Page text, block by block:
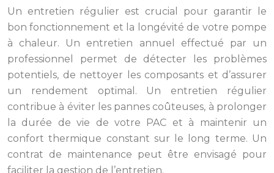
Un entretien régulier est crucial pour garantir le
bon fonctionnement et la longévité de votre pompe
à chaleur. Un entretien annuel effectué par un
professionnel permet de détecter les problèmes
potentiels, de nettoyer les composants et d’assurer
un rendement optimal. Un entretien régulier
contribue à éviter les pannes coûteuses, à prolonger
la durée de vie de votre PAC et à maintenir un
confort thermique constant sur le long terme. Un
contrat de maintenance peut être envisagé pour
faciliter la gestion de l’entretien.